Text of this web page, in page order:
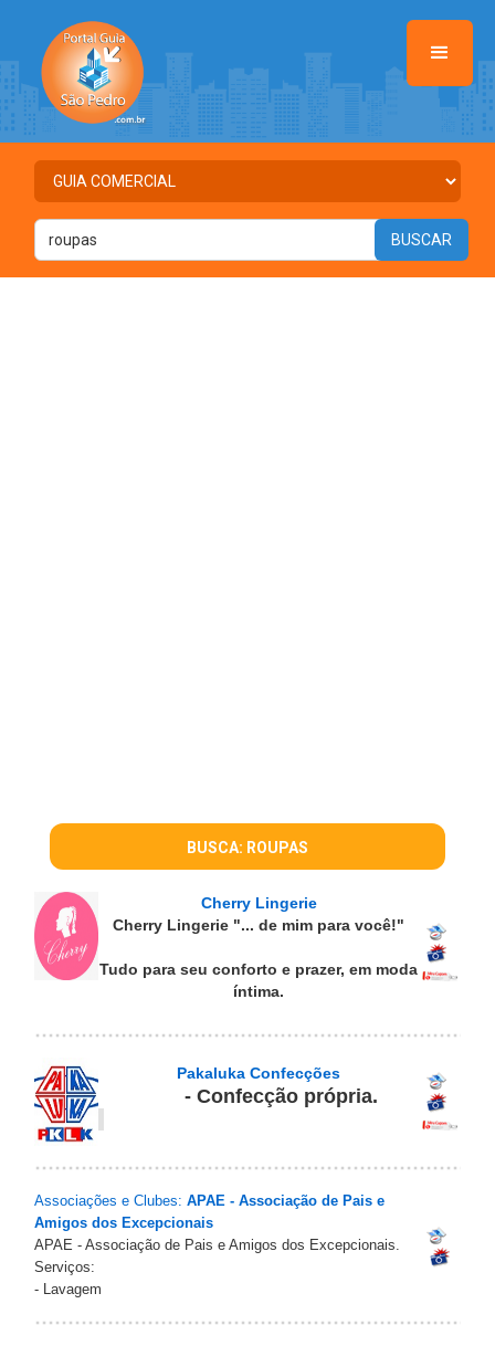
BUSCA: ROUPAS
Cherry Lingerie
Cherry Lingerie "... de mim para você!"
Tudo para seu conforto e prazer, em moda
íntima.
Pakaluka Confecções
- Confecção própria.
Associações e Clubes: APAE - Associação de Pais e
Amigos dos Excepcionais
APAE - Associação de Pais e Amigos dos Excepcionais.
Serviços:
- Lavagem